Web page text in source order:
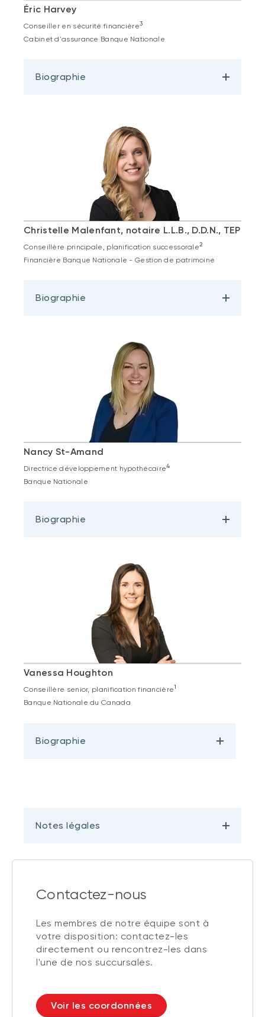
Éric Harvey
Conseiller en sécurité financière3
Cabinet d'assurance Banque Nationale
Biographie
Christelle Malenfant, notaire L.L.B., D.D.N., TEP
Conseillère principale, planification successorale2
Financière Banque Nationale - Gestion de patrimoine
Biographie
Nancy St-Amand
Directrice développement hypothécaire4
Banque Nationale
Biographie
Vanessa Houghton
Conseillère senior, planification financière1
Banque Nationale du Canada
Biographie
Notes légales
Contactez-nous
Les membres de notre équipe sont à
votre disposition: contactez-les
directement ou rencontrez-les dans
l'une de nos succursales.
Voir les coordonnées